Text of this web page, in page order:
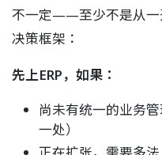
不一定——至少不是从一
决策框架：
先上ERP，如果：
尚未有统一的业务
一处）